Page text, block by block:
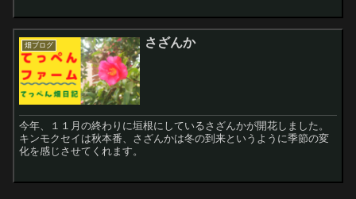
畑ブログ さざんか
今年、１１月の終わりに垣根にしているさざんかが開花しました。
キンモクセイは秋本番、さざんかは冬の到来というように季節の変
化を感じさせてくれます。